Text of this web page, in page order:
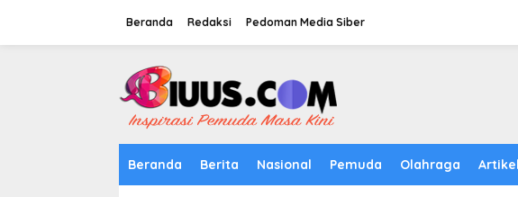
Beranda Redaksi Pedoman Media Siber
Beranda Berita Nasional Pemuda Olahraga Artikel